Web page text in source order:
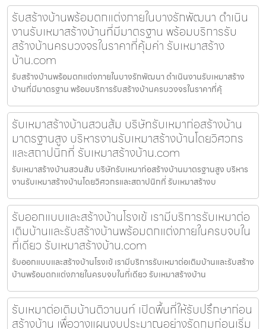
รับสร้างบ้านพร้อมตกแต่งภายในบางรักพัฒนา ดำเนิน
งานรับเหมาสร้างบ้านที่มีมาตรฐาน พร้อมบริการรับ
สร้างบ้านครบวงจรในราคาที่คุ้มค่า รับเหมาสร้าง
บ้าน.com
รับสร้างบ้านพร้อมตกแต่งภายในบางรักพัฒนา ดำเนินงานรับเหมาสร้าง
บ้านที่มีมาตรฐาน พร้อมบริการรับสร้างบ้านครบวงจรในราคาที่คุ้
รับเหมาสร้างบ้านสวนส้ม บริษัทรับเหมาก่อสร้างบ้าน
มาตรฐานสูง บริหารงานรับเหมาสร้างบ้านโดยวิศวกร
และสถาปนิกที่ รับเหมาสร้างบ้าน.com
รับเหมาสร้างบ้านสวนส้ม บริษัทรับเหมาก่อสร้างบ้านมาตรฐานสูง บริหาร
งานรับเหมาสร้างบ้านโดยวิศวกรและสถาปนิกที่ รับเหมาสร้างบ
รับออกแบบและสร้างบ้านโรงเข้ เรามีบริการรับเหมาต่อ
เติมบ้านและรับสร้างบ้านพร้อมตกแต่งภายในครบจบใน
ที่เดียว รับเหมาสร้างบ้าน.com
รับออกแบบและสร้างบ้านโรงเข้ เรามีบริการรับเหมาต่อเติมบ้านและรับสร้าง
บ้านพร้อมตกแต่งภายในครบจบในที่เดียว รับเหมาสร้างบ้าน
รับเหมาต่อเติมบ้านติวานนท์ เปิดพื้นที่ให้รับปรึกษาก่อน
สร้างบ้าน เพื่อวางแผนงบประมาณอย่างรัดกุมก่อนเริ่ม